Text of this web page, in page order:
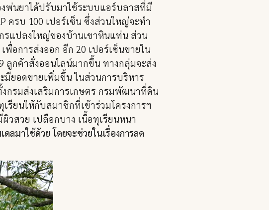
พ่นยาได้ปรับมาใช้ระบบแอร์บลาสที่มี
ครบ 100 เปอร์เซ็น ซึ่งส่วนใหญ่จะทำ
รแปลงใหญ่ของบ้านเขาหินแท่น ส่วน
อการส่งออก อีก 20 เปอร์เซ็นขายใน
ลูกค้าสั่งออนไลน์มากขึ้น ทางกลุ่มจะส่ง
มียอดขายเพิ่มขึ้น ในส่วนการบริหาร
กรมส่งเสริมการเกษตร กรมพัฒนาที่ดิน
รียนให้กับสมาชิกที่เข้าร่วมโครงการฯ
สวย เปลือกบาง เนื้อทุเรียนหนา
ลมาใช้ด้วย โดยจะช่วยในเรื่องการลด